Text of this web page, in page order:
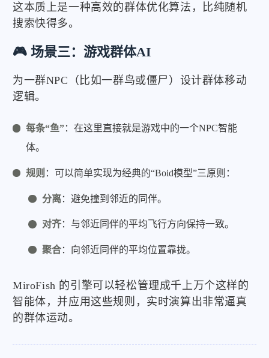
这本质上是一种高效的群体优化算法，比纯随机
搜索快得多。
🎮 场景三：游戏群体AI
为一群NPC（比如一群鸟或僵尸）设计群体移动
逻辑。
每条“鱼”：在这里直接就是游戏中的一个NPC智能
体。
规则 ：可以简单实现为经典的“Boid模型”三原则：
分离：避免撞到邻近的同伴。
对齐：与邻近同伴的平均飞行方向保持一致。
聚合：向邻近同伴的平均位置靠拢。
MiroFish 的引擎可以轻松管理成千上万个这样的
智能体，并应用这些规则，实时演算出非常逼真
的群体运动。